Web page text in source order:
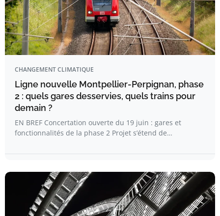
CHANGEMENT CLIMATIQUE
Ligne nouvelle Montpellier-Perpignan, phase
2 : quels gares desservies, quels trains pour
demain ?
EN BREF Concertation ouverte du 19 juin : gares et
fonctionnalités de la phase 2 Projet s’étend de…